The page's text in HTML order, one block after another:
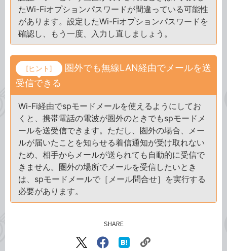
たWi-Fiオプションパスワードが間違っている可能性
があります。設定したWi-Fiオプションパスワードを
確認し、もう一度、入力し直しましょう。
[ヒント]
圏外でも無線LAN経由でメールを送
受信できる
Wi-Fi経由でspモードメールを使えるようにしてお
くと、携帯電話の電波が圏外のときでもspモードメ
ールを送受信できます。ただし、圏外の場合、メー
ルが届いたことを知らせる着信通知が受け取れない
ため、相手からメールが送られても自動的に受信で
きません。圏外の場所でメールを受信したいとき
は、spモードメールで［メール問合せ］を実行する
必要があります。
SHARE
X（旧
Facebook